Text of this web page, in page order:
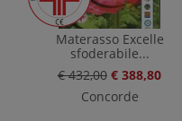
Materasso Excelle
sfoderabile...
€ 432,00 € 388,80
Concorde